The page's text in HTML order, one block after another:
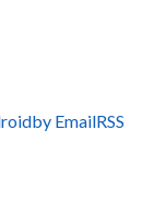
by EmailRSS